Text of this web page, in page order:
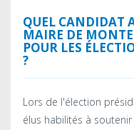
QUEL CANDIDAT
MAIRE DE
POUR LES
?
Lors de l'élection
élus habilités à